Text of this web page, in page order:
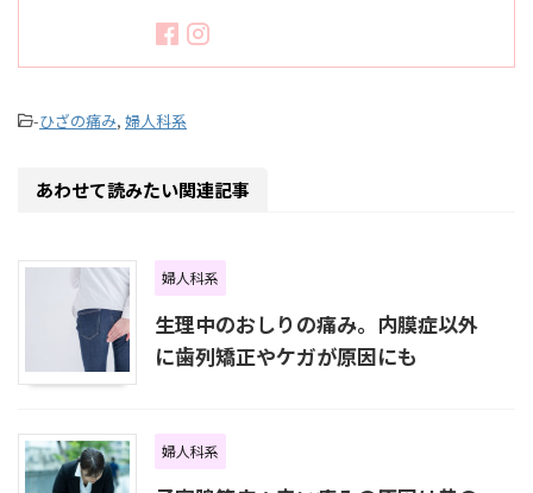
-ひざの痛み, 婦人科系
あわせて読みたい関連記事
婦人科系
生理中のおしりの痛み。内膜症以外
に歯列矯正やケガが原因にも
婦人科系